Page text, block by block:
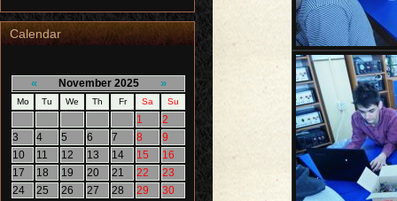
Calendar
« November 2025 »
Mo Tu We Th Fr Sa Su
1
2
3
4 5 6 7 8
9
10
11 12 13 14 15
16
17
18 19 20 21 22
23
24
25 26 27 28 29 30